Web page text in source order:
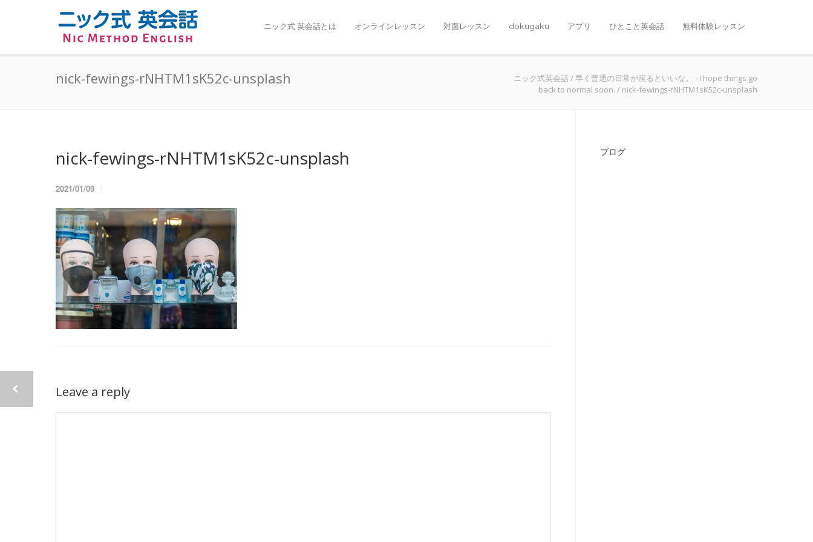
ニック式 英会話とは オンラインレッスン 対面レッスン dokugaku アプリ ひとこと英会話 無料体験レッスン
nick-fewings-rNHTM1sK52c-unsplash ニック式英会話 /早く普通の日常が戻るといいな。 - I hope things go
back to normal soon. / nick-fewings-rNHTM1sK52c-unsplash
nick-fewings-rNHTM1sK52c-unsplash
2021/01/09
Leave a reply
ブログ